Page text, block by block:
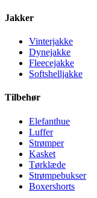
Jakker
Vinterjakke
Dynejakke
Fleecejakke
Softshelljakke
Tilbehør
Elefanthue
Luffer
Strømper
Kasket
Tørklæde
Strømpebukser
Boxershorts